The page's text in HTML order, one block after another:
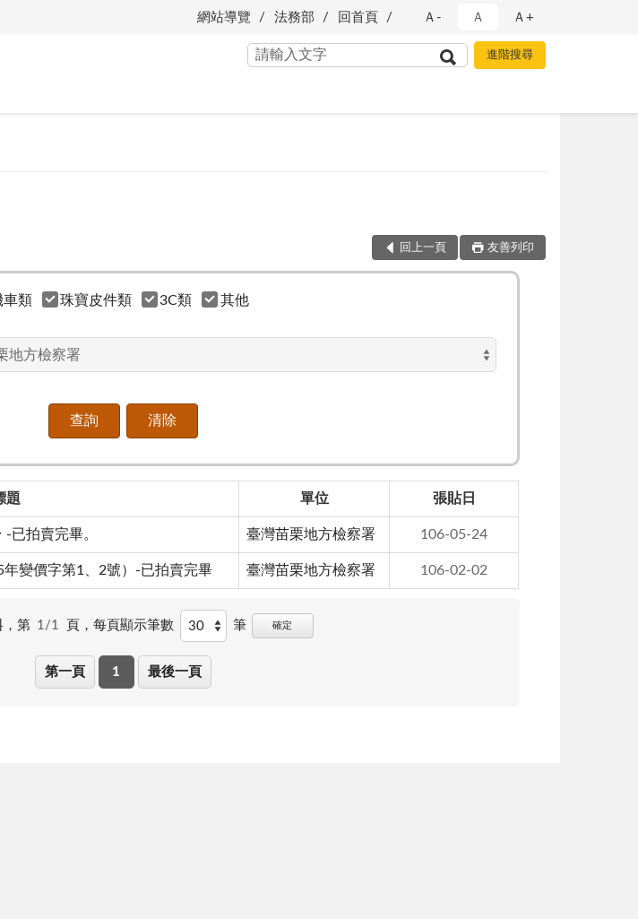
網站導覽 法務部 回首頁 Ａ- Ａ Ａ+
回上一頁 友善列印
車類 珠寶皮件類 3C類 其他
題 單位 張貼日
已拍賣完畢。 臺灣苗栗地方檢察署 106-05-24
變價字第1、2號）-已拍賣完畢 臺灣苗栗地方檢察署 106-02-02
，第 1/1 頁， 每頁顯示筆數 筆 確定
第一頁 1 最後一頁